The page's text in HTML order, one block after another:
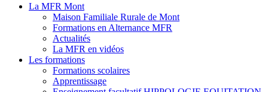
La MFR Mont
Maison Familiale Rurale de Mont
Formations en Alternance MFR
Actualités
La MFR en vidéos
Les formations
Formations scolaires
Apprentissage